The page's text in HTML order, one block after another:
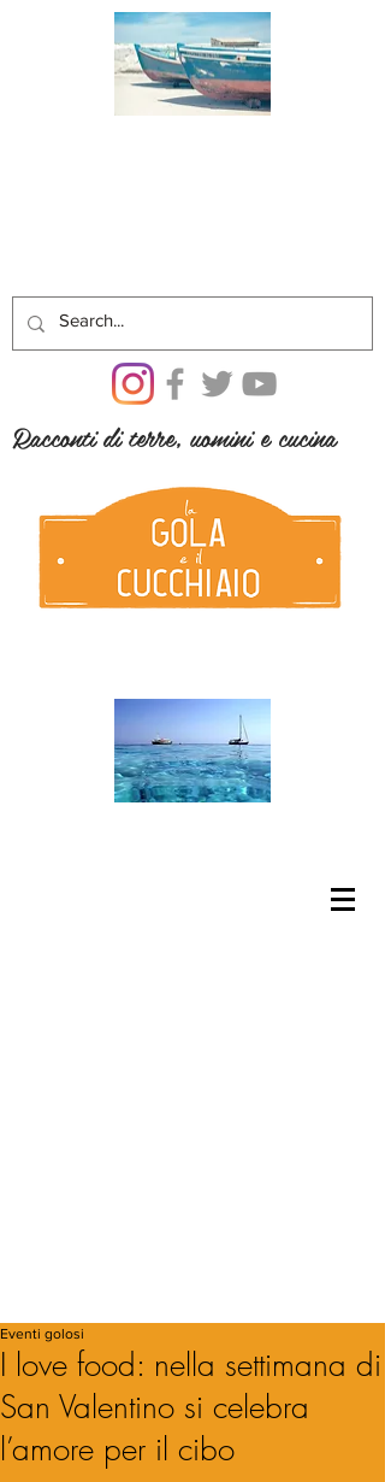
Racconti di terre, uomini e cucina
I love food: nella settimana di
San Valentino si celebra
l’amore per il cibo
Eventi golosi